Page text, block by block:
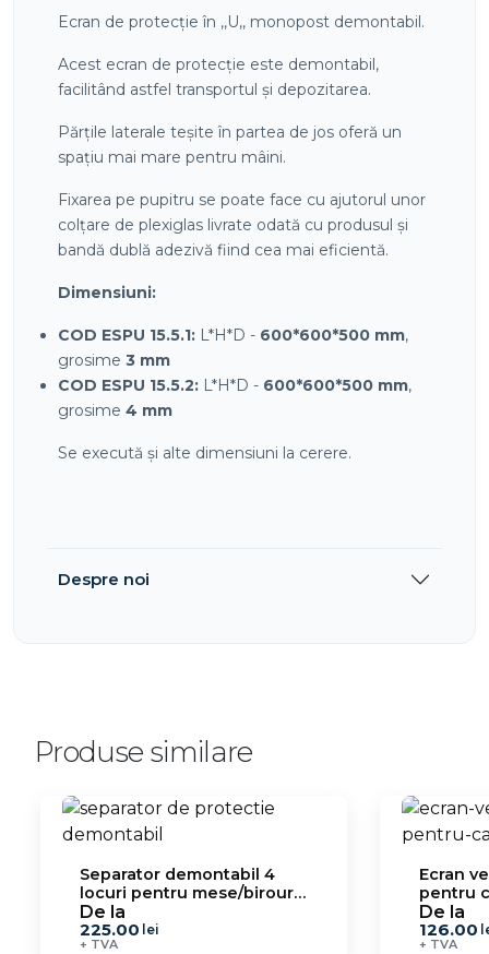
Ecran de protecție în ,,U,, monopost demontabil.
Acest ecran de protecție este demontabil,
facilitând astfel transportul și depozitarea.
Părțile laterale teșite în partea de jos oferă un
spațiu mai mare pentru mâini.
Fixarea pe pupitru se poate face cu ajutorul unor
colțare de plexiglas livrate odată cu produsul și
bandă dublă adezivă fiind cea mai eficientă.
Dimensiuni:
COD ESPU 15.5.1: L*H*D - 600*600*500 mm,
grosime 3 mm
COD ESPU 15.5.2: L*H*D - 600*600*500 mm,
grosime 4 mm
Se execută și alte dimensiuni la cerere.
Despre noi
Produse similare
Separator demontabil 4
locuri pentru mese/birouri
ESPU 15.7
De la
225.00 lei
+ TVA
Ecran
pentru
De la
126.00
+ TVA